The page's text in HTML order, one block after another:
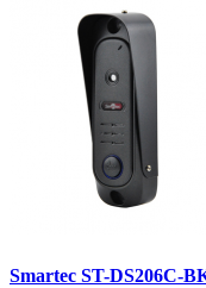
Smartec ST-DS206C-